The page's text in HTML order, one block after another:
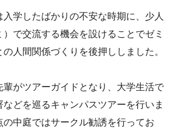
学したばかりの不安な時期に、少人
で交流する機会を設けることでゼミ
人間関係づくりを後押ししました。
輩がツアーガイドとなり、大学生活で
どを巡るキャンパスツアーを行いま
の中庭ではサークル勧誘を行ってお